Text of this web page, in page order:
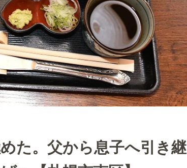
た。父から息子へ引き継